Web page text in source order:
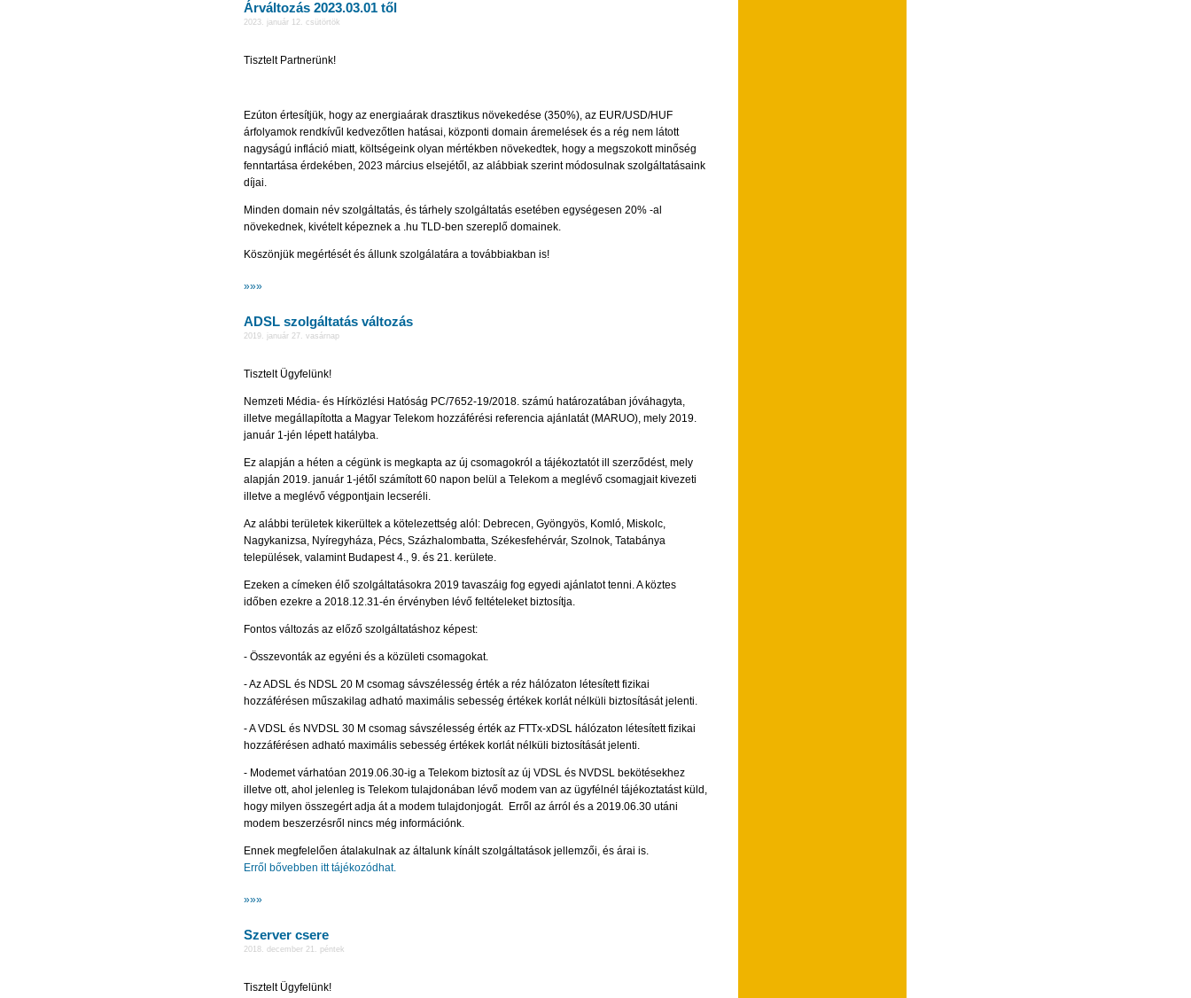
Árváltozás 2023.03.01 től
2023. január 12. csütörtök
Tisztelt Partnerünk!
Ezúton értesítjük, hogy az energiaárak drasztikus növekedése (350%), az EUR/USD/HUF
árfolyamok rendkívűl kedvezőtlen hatásai, központi domain áremelések és a rég nem látott
nagyságú infláció miatt, költségeink olyan mértékben növekedtek, hogy a megszokott minőség
fenntartása érdekében, 2023 március elsejétől, az alábbiak szerint módosulnak szolgáltatásaink
díjai.
Minden domain név szolgáltatás, és tárhely szolgáltatás esetében egységesen 20% -al
növekednek, kivételt képeznek a .hu TLD-ben szereplő domainek.
Köszönjük megértését és állunk szolgálatára a továbbiakban is!
»»»
ADSL szolgáltatás változás
2019. január 27. vasárnap
Tisztelt Ügyfelünk!
Nemzeti Média- és Hírközlési Hatóság PC/7652-19/2018. számú határozatában jóváhagyta,
illetve megállapította a Magyar Telekom hozzáférési referencia ajánlatát (MARUO), mely 2019.
január 1-jén lépett hatályba.
Ez alapján a héten a cégünk is megkapta az új csomagokról a tájékoztatót ill szerződést, mely
alapján 2019. január 1-jétől számított60 napon belül a Telekom a meglévő csomagjait kivezeti
illetve a meglévő végpontjain lecseréli.
Az alábbi területek kikerültek a kötelezettség alól: Debrecen, Gyöngyös, Komló, Miskolc,
Nagykanizsa, Nyíregyháza, Pécs, Százhalombatta, Székesfehérvár, Szolnok, Tatabánya
települések, valamint Budapest 4., 9. és 21. kerülete.
Ezeken a címeken élő szolgáltatásokra 2019 tavaszáig fog egyedi ajánlatot tenni. A köztes
időben ezekre a 2018.12.31-én érvényben lévő feltételeket biztosítja.
Fontos változás az előző szolgáltatáshoz képest:
- Összevonták az egyéni és a közületi csomagokat.
- Az ADSL és NDSL 20 M csomag sávszélesség érték a réz hálózaton létesített fizikai
hozzáférésen műszakilag adható maximális sebesség értékek korlát nélküli biztosítását jelenti.
- A VDSL és NVDSL 30 M csomag sávszélesség érték az FTTx-xDSL hálózaton létesített fizikai
hozzáférésen adható maximális sebesség értékek korlát nélküli biztosítását jelenti.
- Modemet várhatóan 2019.06.30-ig a Telekom biztosít az új VDSL és NVDSL bekötésekhez
illetve ott, ahol jelenleg is Telekom tulajdonában lévő modem van az ügyfélnél tájékoztatást küld,
hogy milyen összegért adja át a modem tulajdonjogát. Erről az árról és a 2019.06.30 utáni
modem beszerzésről nincs még információnk.
Ennek megfelelően átalakulnak az általunk kínált szolgáltatások jellemzői, és árai is.
Erről bővebben itt tájékozódhat.
»»»
Szerver csere
2018. december 21. péntek
Tisztelt Ügyfelünk!